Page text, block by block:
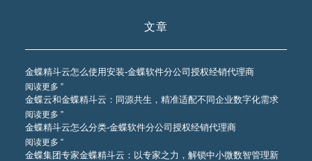
文章
金蝶精斗云怎么使用安装-金蝶软件分公司授权经销代理商
阅读更多 ”
金蝶云和金蝶精斗云：同源共生，精准适配不同企业数字化需求
阅读更多 ”
金蝶精斗云怎么分类-金蝶软件分公司授权经销代理商
阅读更多 ”
金蝶集团专家金蝶精斗云：以专家之力，解锁中小微数智管理新